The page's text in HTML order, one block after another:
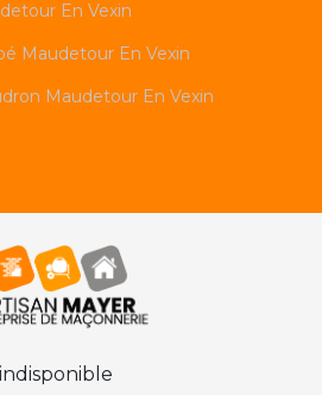
En Vexin
Maudetour En Vexin
Maudetour En Vexin
indisponible